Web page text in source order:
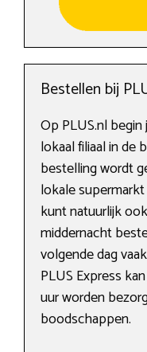
Bestellen bij
Op PLUS.nl
lokaal filiaal in de
bestelling wordt
lokale
kunt natuurlijk
middernacht
volgende dag
PLUS Express
uur worden
boodschappen.